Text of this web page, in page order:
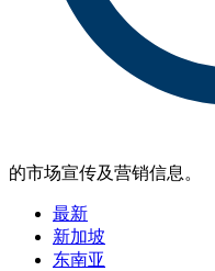
的市场宣传及营销信息。
最新
新加坡
东南亚